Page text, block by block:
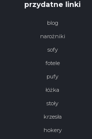
przydatne linki
blog
narożniki
sofy
fotele
pufy
łóżka
stoły
krzesła
hokery